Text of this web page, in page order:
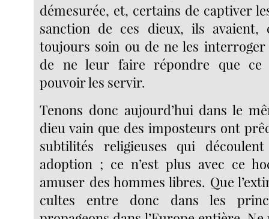
démesurée, et, certains de captiver
sanction de ces dieux, ils avaient,
toujours soin ou de ne les interroger
de ne leur faire répondre que ce
pouvoir les servir.
Tenons donc aujourd’hui dans le
dieu vain que des imposteurs ont
subtilités religieuses qui
adoption ; ce n’est plus avec ce
amuser des hommes libres. Que
cultes entre donc dans les